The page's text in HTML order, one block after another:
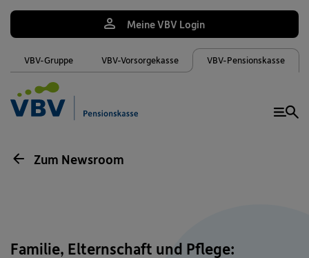
VBV-Gruppe VBV-Vorsorgekasse VBV-Pensionskasse
Meine VBV Login
Zum Newsroom
Familie, Elternschaft und Pflege: